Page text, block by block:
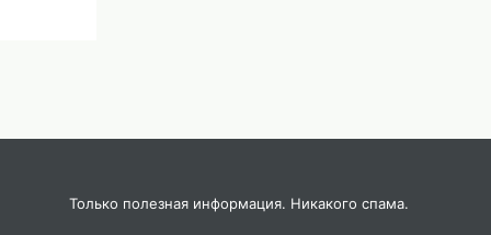
Только полезная информация. Никакого спама.